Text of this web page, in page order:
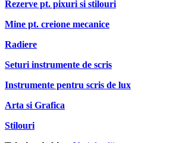
Rezerve pt. pixuri si stilouri
Mine pt. creione mecanice
Radiere
Seturi instrumente de scris
Instrumente pentru scris de lux
Arta si Grafica
Stilouri